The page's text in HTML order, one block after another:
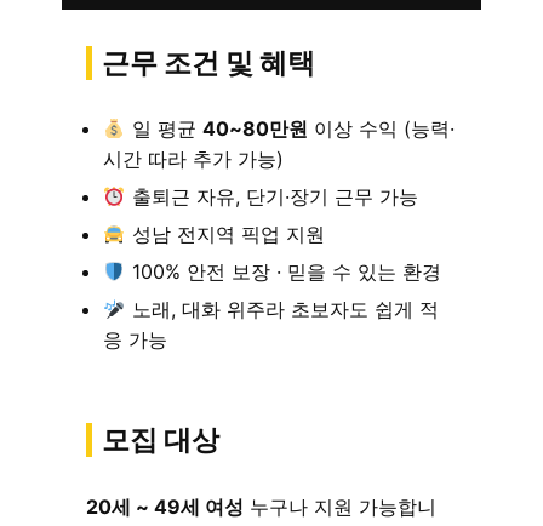
근무 조건 및 혜택
일 평균 40~80만원 이상 수익 (능력·
시간 따라 추가 가능)
출퇴근 자유, 단기·장기 근무 가능
성남 전지역 픽업 지원
100% 안전 보장 · 믿을 수 있는 환경
노래, 대화 위주라 초보자도 쉽게 적
응 가능
모집 대상
20세 ~ 49세 여성 누구나 지원 가능합니